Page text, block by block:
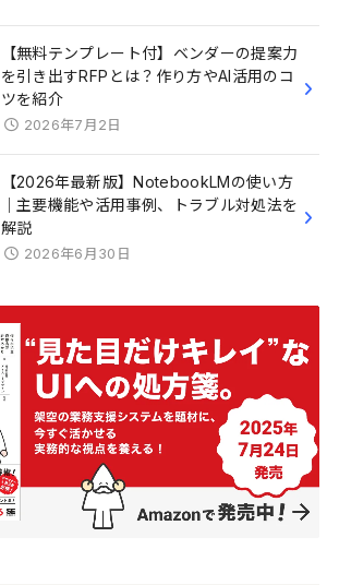
【無料テンプレート付】ベンダーの提案力
を引き出すRFPとは？作り方やAI活用のコ
ツを紹介
2026年7月2日
【2026年最新版】NotebookLMの使い方
｜主要機能や活用事例、トラブル対処法を
解説
2026年6月30日